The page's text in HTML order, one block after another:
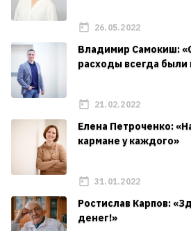
26.05.2022
Владимир Самокиш:
расходы всегда
21.02.2022
Елена Петроченко:
кармане у каждого»
31.01.2022
Ростислав Карпов:
денег!»